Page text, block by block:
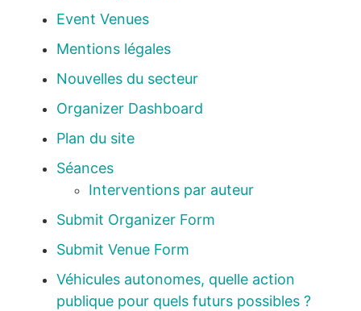
Event Venues
Mentions légales
Nouvelles du secteur
Organizer Dashboard
Plan du site
Séances
Interventions par auteur
Submit Organizer Form
Submit Venue Form
Véhicules autonomes, quelle action
publique pour quels futurs possibles ?